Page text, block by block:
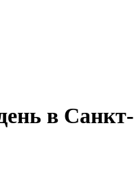
в Санкт-